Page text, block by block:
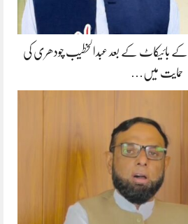
کے بائیکاٹ کے بعد عبدالخطیب چودھری کی
حمایت میں…